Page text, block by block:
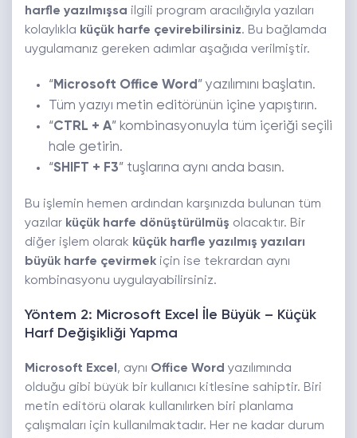
harfle yazılmışsa ilgili program aracılığıyla yazıları
kolaylıkla küçük harfe çevirebilirsiniz. Bu bağlamda
uygulamanız gereken adımlar aşağıda verilmiştir.
“Microsoft Office Word ” yazılımını başlatın.
Tüm yazıyı metin editörünün içine yapıştırın.
“CTRL + A” kombinasyonuyla tüm içeriği seçili
hale getirin.
“SHIFT + F3” tuşlarına aynı anda basın.
Bu işlemin hemen ardından karşınızda bulunan tüm
yazılar küçük harfe dönüştürülmüş olacaktır. Bir
diğer işlem olarak küçük harfle yazılmış yazıları
büyük harfe çevirmek için ise tekrardan aynı
kombinasyonu uygulayabilirsiniz.
Yöntem 2: Microsoft Excel İle Büyük – Küçük
Harf Değişikliği Yapma
Microsoft Excel , aynı Office Word yazılımında
olduğu gibi büyük bir kullanıcı kitlesine sahiptir. Biri
metin editörü olarak kullanılırken biri planlama
çalışmaları için kullanılmaktadır. Her ne kadar durum